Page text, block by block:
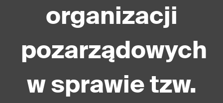
organizacji
pozarządowych
w sprawie tzw.